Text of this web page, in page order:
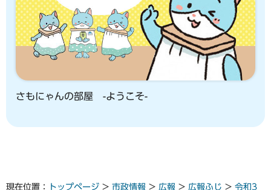
さもにゃんの部屋 -ようこそ-
現在位置： トップページ > 市政情報 > 広報 > 広報ふじ > 令和3